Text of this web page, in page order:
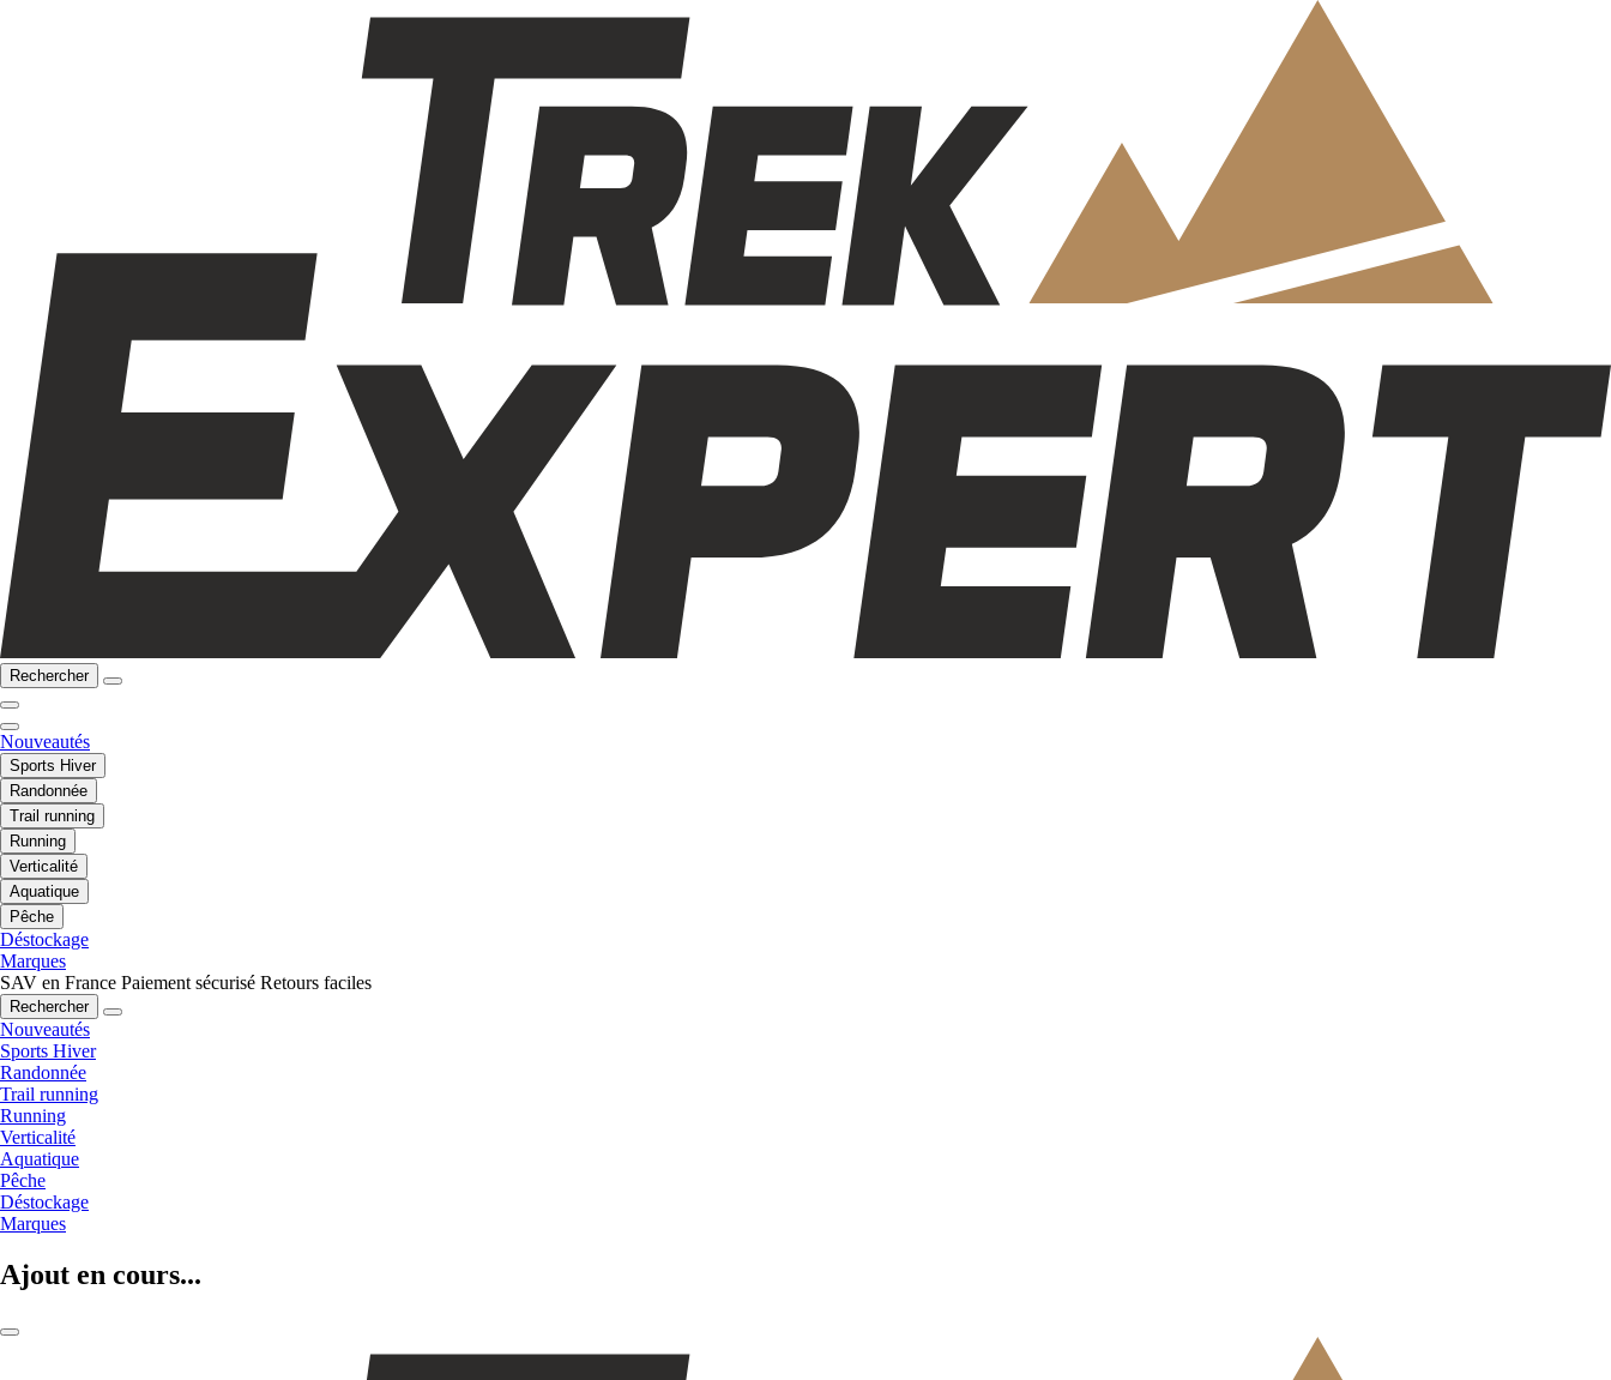
Rechercher
Nouveautés
Sports Hiver
Randonnée
Trail running
Running
Verticalité
Aquatique
Pêche
Déstockage
Marques
SAV en France Paiement sécurisé Retours faciles
Rechercher
Nouveautés
Sports Hiver
Randonnée
Trail running
Running
Verticalité
Aquatique
Pêche
Déstockage
Marques
Ajout en cours...